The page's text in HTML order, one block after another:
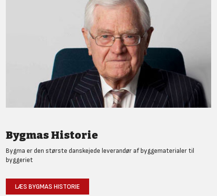
Bygmas Historie
Bygma er den største danskejede leverandør af byggematerialer til
byggeriet
LÆS BYGMAS HISTORIE